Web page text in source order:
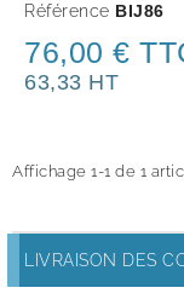
Référence BIJ86
76,00 €
63,33 HT
Affichage 1-1 de 1
LIVRAISON DES